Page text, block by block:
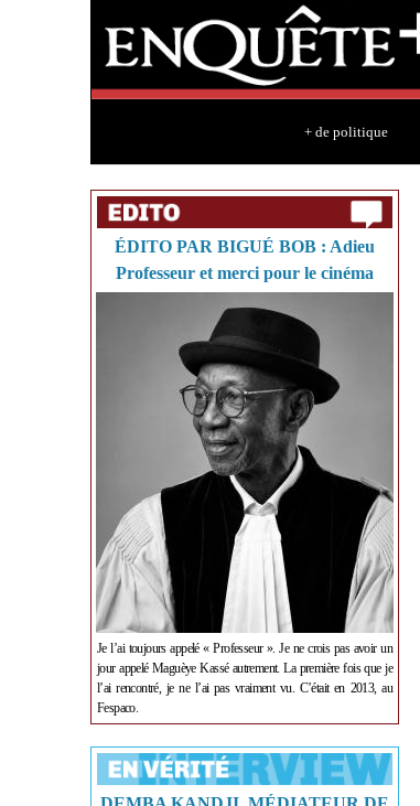
+ de politique
ÉDITO PAR BIGUÉ BOB : Adieu
Professeur et merci pour le cinéma
Je l’ai toujours appelé « Professeur ». Je ne crois pas avoir un
jour appelé Maguèye Kassé autrement. La première fois que je
l’ai rencontré, je ne l’ai pas vraiment vu. C’était en 2013, au
Fespaco.